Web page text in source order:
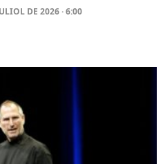
DE 2026 · 6:00